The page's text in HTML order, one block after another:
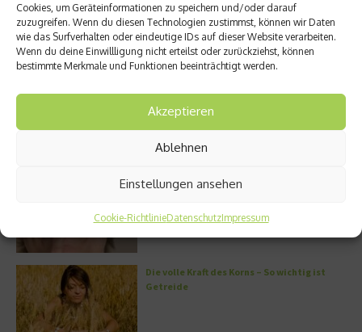
Cookies, um Geräteinformationen zu speichern und/oder darauf
zuzugreifen. Wenn du diesen Technologien zustimmst, können wir Daten
wie das Surfverhalten oder eindeutige IDs auf dieser Website verarbeiten.
Wenn du deine Einwillligung nicht erteilst oder zurückziehst, können
bestimmte Merkmale und Funktionen beeinträchtigt werden.
Akzeptieren
Ablehnen
Einstellungen ansehen
Cookie-RichtlinieDatenschutzImpressum
Sonne tanken: Die Rolle von Vitamin D für
Immunsystem und Knochen
Der Protein-Baustein: Was Kollagen in
unserem Organismus bewirkt
DERMADROP MED: Nadelfrei in die Tiefe
Wo habe ich nur wieder meinen Kopf? – Das
Problem mit dem Gedächtnis
Die volle Kraft des Korns – So wichtig ist
Getreide